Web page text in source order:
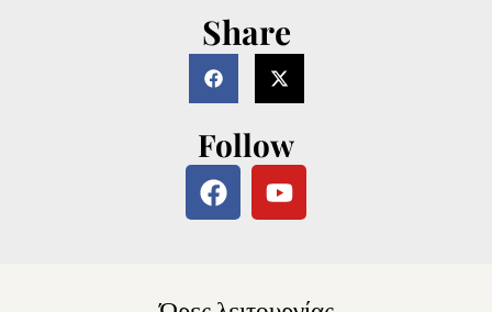
Share
Follow
F
a
c
Y
o
u